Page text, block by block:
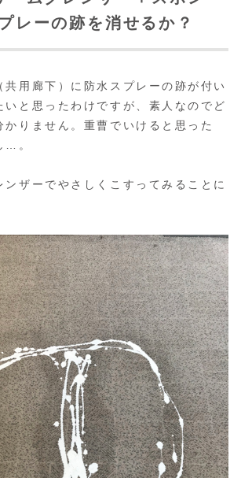
レーの跡を消せるか？
共用廊下）に防水スプレーの跡が付い
いと思ったわけですが、素人なのでど
かりません。重曹でいけると思った
…。
ンザーでやさしくこすってみることに